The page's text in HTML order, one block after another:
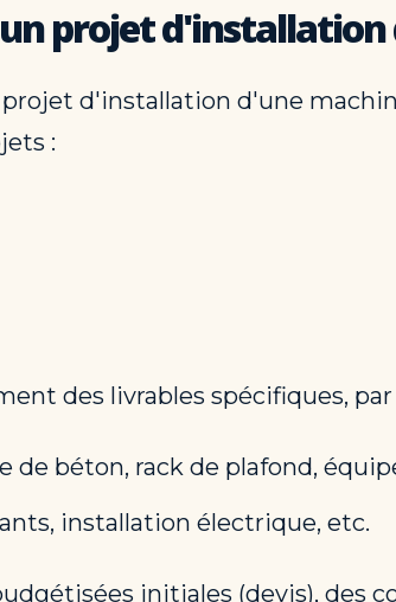
projet
d'installation d'une
:
des livrables spécifiques,
de béton, rack de plafond,
installation électrique, etc.
initiales (devis), des